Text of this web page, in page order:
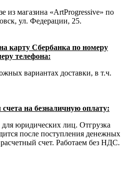
из магазина «ArtProgressive» по
ул. Федерации, 25.
карту Сбербанка по номеру
телефона:
вариантах доставки, в т.ч.
на безналичную оплату:
для юридических лиц. Отгрузка
после поступления денежных
счет. Работаем без НДС.